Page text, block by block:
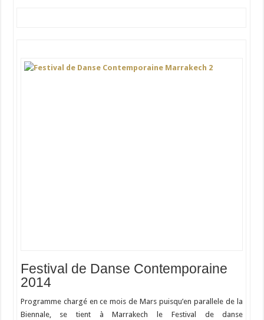
Festival de Danse Contemporaine
2014
Programme chargé en ce mois de Mars puisqu’en parallele de la
Biennale, se tient à Marrakech le Festival de danse